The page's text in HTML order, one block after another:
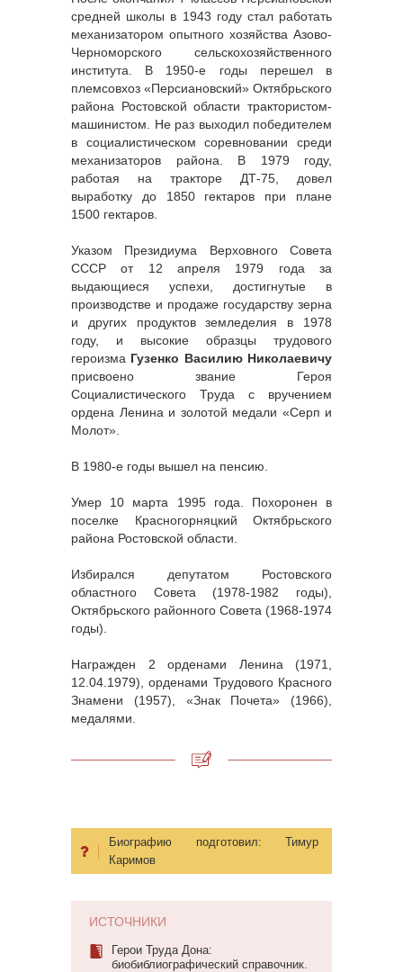
средней школы в 1943 году стал работать
механизатором опытного хозяйства Азово-
Черноморского сельскохозяйственного
института. В 1950-е годы перешел в
племсовхоз «Персиановский» Октябрьского
района Ростовской области трактористом-
машинистом. Не раз выходил победителем
в социалистическом соревновании среди
механизаторов района. В 1979 году,
работая на тракторе ДТ-75, довел
выработку до 1850 гектаров при плане
1500 гектаров.
Указом Президиума Верховного Совета
СССР от 12 апреля 1979 года за
выдающиеся успехи, достигнутые в
производстве и продаже государству зерна
и других продуктов земледелия в 1978
году, и высокие образцы трудового
героизма Гузенко Василию Николаевичу
присвоено звание Героя
Социалистического Труда с вручением
ордена Ленина и золотой медали «Серп и
Молот».
В 1980-е годы вышел на пенсию.
Умер 10 марта 1995 года. Похоронен в
поселке Красногорняцкий Октябрьского
района Ростовской области.
Избирался депутатом Ростовского
областного Совета (1978-1982 годы),
Октябрьского районного Совета (1968-1974
годы).
Награжден 2 орденами Ленина (1971,
12.04.1979), орденами Трудового Красного
Знамени (1957), «Знак Почета» (1966),
медалями.
Биографию подготовил: Тимур
Каримов
ИСТОЧНИКИ
Герои Труда Дона:
биобиблиографический справочник.